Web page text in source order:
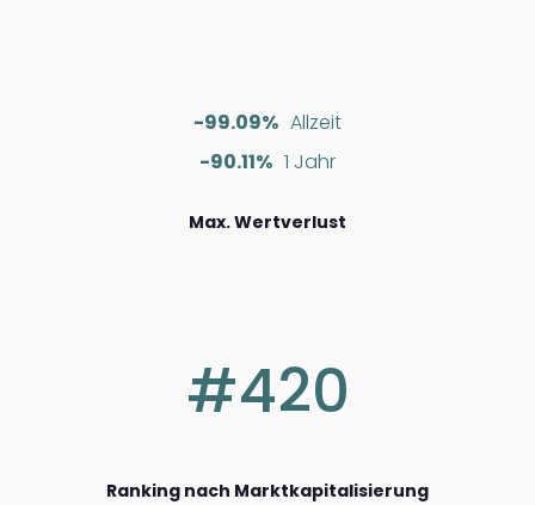
-99.09% Allzeit
-90.11% 1 Jahr
Max. Wertverlust
#420
Ranking nach Marktkapitalisierung